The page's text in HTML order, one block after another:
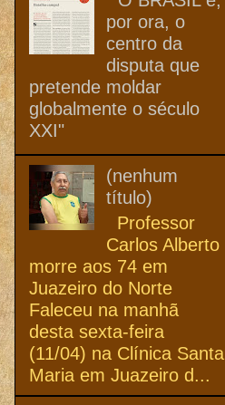
por ora, o
centro da
disputa que
pretende moldar
globalmente o século
XXI"
(nenhum
título)
Professor
Carlos Alberto
morre aos 74 em
Juazeiro do Norte
Faleceu na manhã
desta sexta-feira
(11/04) na Clínica Santa
Maria em Juazeiro d...